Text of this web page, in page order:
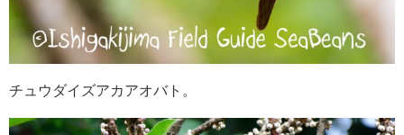
チュウダイズアカアオバト。